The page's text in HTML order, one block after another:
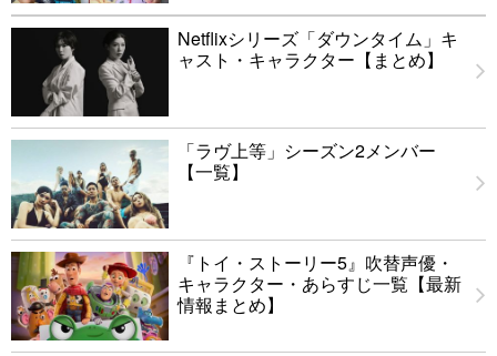
Netflixシリーズ「ダウンタイム」キ
ャスト・キャラクター【まとめ】
「ラヴ上等」シーズン2メンバー
【一覧】
『トイ・ストーリー5』吹替声優・
キャラクター・あらすじ一覧【最新
情報まとめ】